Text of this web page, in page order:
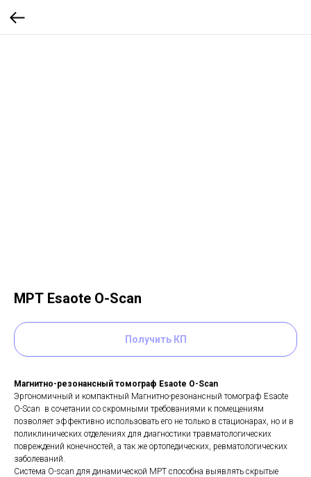
МРТ Esaote O-Scan
Получить КП
Магнитно-резонансный томограф Esaote O-Scan
Эргономичный и компактный Магнитно-резонансный томограф Esaote
O-Scan в сочетании со скромными требованиями к помещениям
позволяет эффективно использовать его не только в стационарах, но и в
поликлинических отделениях для диагностики травматологических
повреждений конечностей, а так же ортопедических, ревматологических
заболеваний.
Система O-scan для динамической МРТ способна выявлять скрытые